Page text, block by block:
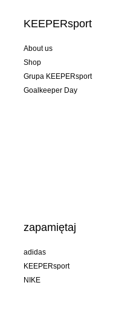
KEEPERsport
About us
Shop
Grupa KEEPERsport
Goalkeeper Day
zapamiętaj
adidas
KEEPERsport
NIKE